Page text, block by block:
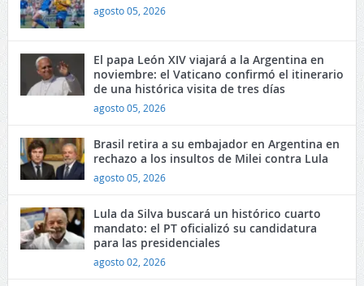
agosto 05, 2026
El papa León XIV viajará a la Argentina en
noviembre: el Vaticano confirmó el itinerario
de una histórica visita de tres días
agosto 05, 2026
Brasil retira a su embajador en Argentina en
rechazo a los insultos de Milei contra Lula
agosto 05, 2026
Lula da Silva buscará un histórico cuarto
mandato: el PT oficializó su candidatura
para las presidenciales
agosto 02, 2026